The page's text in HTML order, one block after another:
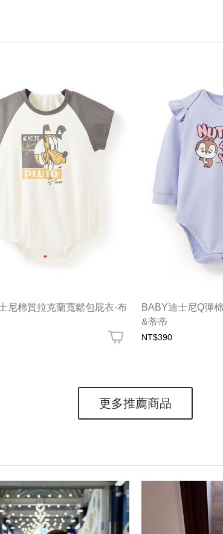
尼棉質拉克蘭寬鬆包屁衣-布
BABY迪士尼Q彈
&蒂蒂
NT$390
更多推薦商品